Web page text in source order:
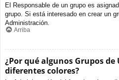
El Responsable de un grupo es
grupo. Si está interesado en crear un
Administración.
Arriba
¿Por qué algunos Grupos
diferentes colores?